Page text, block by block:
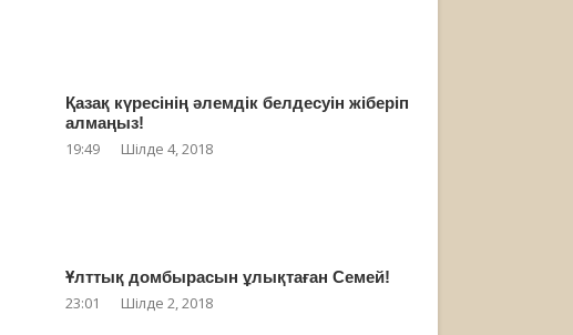
Қазақ күресінің әлемдік белдесуін жіберіп
алмаңыз!
19:49 Шілде 4, 2018
Ұлттық домбырасын ұлықтаған Семей!
23:01 Шілде 2, 2018